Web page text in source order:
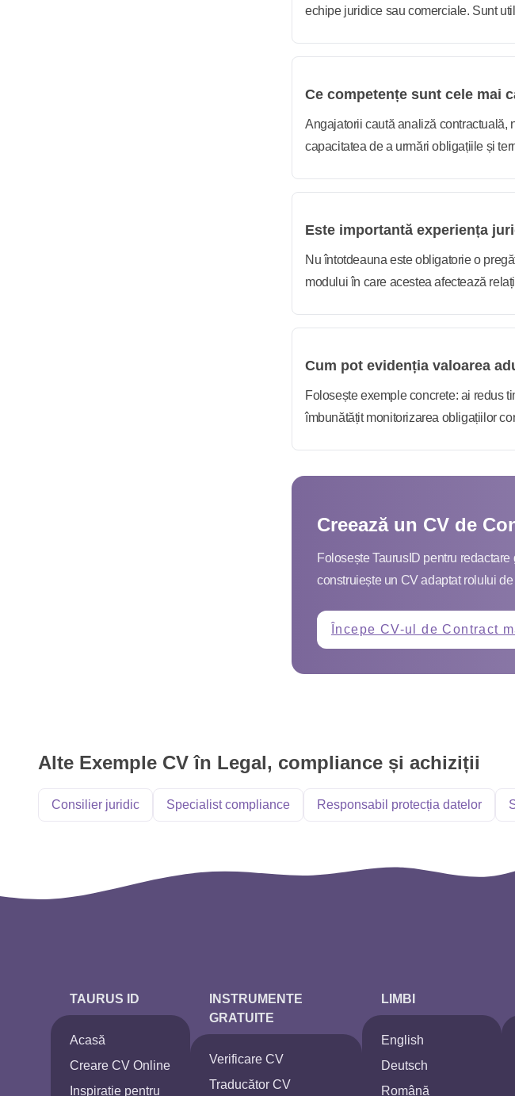
echipe juridice sau comerciale. Sunt
Ce competențe sunt cele mai
Angajatorii caută analiză contractuală,
capacitatea de a urmări obligațiile și
Este importantă experiența
Nu întotdeauna este obligatorie o
modului în care acestea afectează
Cum pot evidenția valoarea
Folosește exemple concrete: ai redus
îmbunătățit monitorizarea obligațiilor
Creează un CV de
Folosește TaurusID pentru
construiește un CV adaptat rolului
Începe CV-ul de Contract
Alte Exemple CV în Legal, compliance și achiziții
Consilier juridic Specialist compliance Responsabil protecția datelor
TAURUS ID
Acasă
Creare CV Online
Inspirație pentru
INSTRUMENTE
GRATUITE
Verificare CV
Traducător CV
LIMBI
English
Deutsch
Română